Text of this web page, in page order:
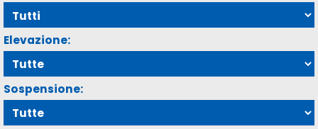
Elevazione:
Sospensione: